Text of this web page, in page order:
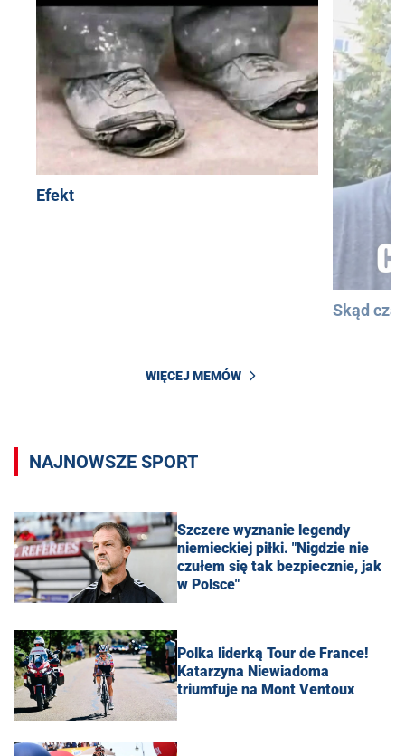
Efekt
Skąd
WIĘCEJ MEMÓW
NAJNOWSZE SPORT
Szczere wyznanie legendy
niemieckiej piłki. "Nigdzie nie
czułem się tak bezpiecznie, jak
w Polsce"
Polka liderką Tour de France!
Katarzyna Niewiadoma
triumfuje na Mont Ventoux